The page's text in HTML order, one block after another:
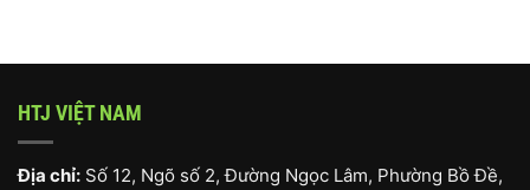
HTJ VIỆT NAM
Địa chỉ: Số 12, Ngõ số 2, Đường Ngọc Lâm, Phường Bồ Đề,